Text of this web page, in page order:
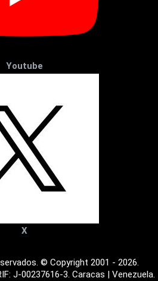
Youtube
X
© Copyright 2001 - 2026.
J-00237616-3. Caracas | Venezuela.